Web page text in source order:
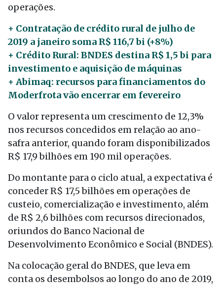
operações.
+ Contratação de crédito rural de julho de
2019 a janeiro soma R$ 116,7 bi (+8%)
+ Crédito Rural: BNDES destina R$ 1,5 bi para
investimento e aquisição de máquinas
+ Abimaq: recursos para financiamentos do
Moderfrota vão encerrar em fevereiro
O valor representa um crescimento de 12,3%
nos recursos concedidos em relação ao ano-
safra anterior, quando foram disponibilizados
R$ 17,9 bilhões em 190 mil operações.
Do montante para o ciclo atual, a expectativa é
conceder R$ 17,5 bilhões em operações de
custeio, comercialização e investimento, além
de R$ 2,6 bilhões com recursos direcionados,
oriundos do Banco Nacional de
Desenvolvimento Econômico e Social (BNDES).
Na colocação geral do BNDES, que leva em
conta os desembolsos ao longo do ano de 2019,